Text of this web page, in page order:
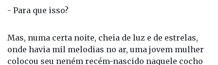
- Para que isso?
Mas, numa certa noite, cheia de luz e de estrelas,
onde havia mil melodias no ar, uma jovem mulher
colocou seu neném recém-nascido naquele cocho